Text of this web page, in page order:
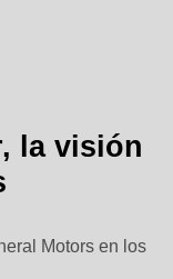
la visión
Motors en los